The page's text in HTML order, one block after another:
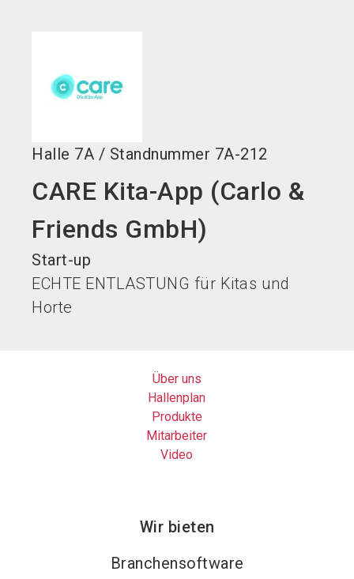
Halle 7A / Standnummer 7A-212
CARE Kita-App (Carlo &
Friends GmbH)
Start-up
ECHTE ENTLASTUNG für Kitas und
Horte
Über uns
Hallenplan
Produkte
Mitarbeiter
Video
Wir bieten
Branchensoftware